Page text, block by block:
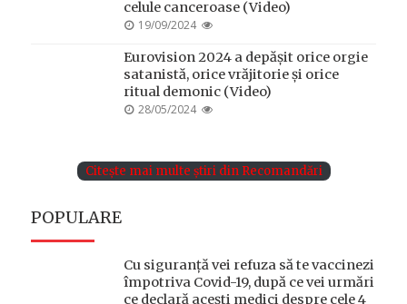
celule canceroase (Video)
POSTED
19/09/2024
Eurovision 2024 a depășit orice orgie
satanistă, orice vrăjitorie și orice
ritual demonic (Video)
POSTED
28/05/2024
Citește mai multe știri din Recomandări
POPULARE
Cu siguranță vei refuza să te vaccinezi
împotriva Covid-19, după ce vei urmări
ce declară acești medici despre cele 4